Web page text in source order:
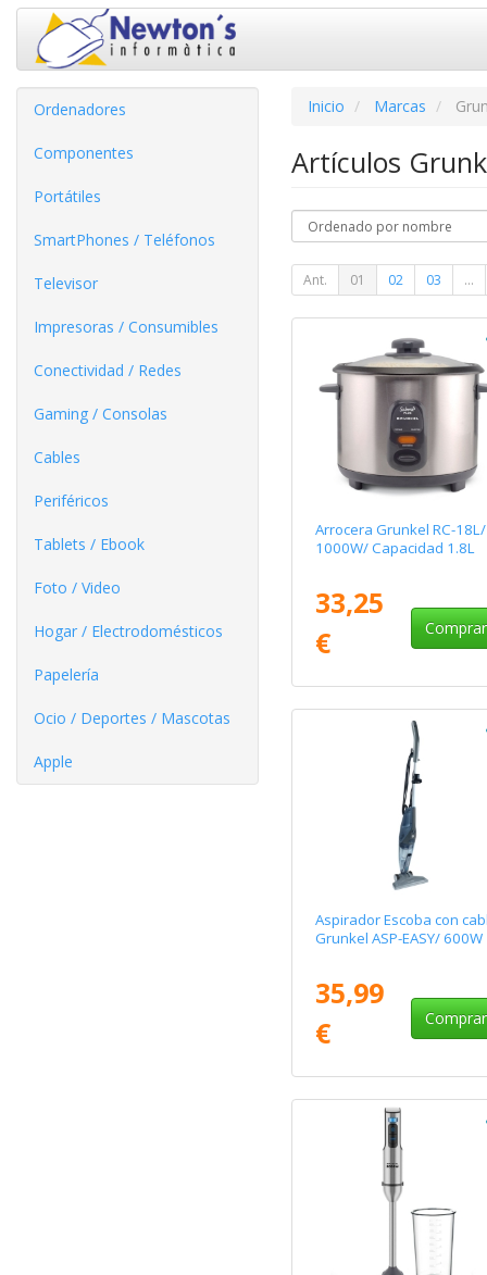
Ordenadores
Componentes
Portátiles
SmartPhones / Teléfonos
Televisor
Impresoras / Consumibles
Conectividad / Redes
Gaming / Consolas
Cables
Periféricos
Tablets / Ebook
Foto / Video
Hogar / Electrodomésticos
Papelería
Ocio / Deportes / Mascotas
Apple
Inicio Marcas
Artículos
Ant. 01 02 03 ...
Arrocera Grunkel RC-18L/
1000W/ Capacidad 1.8L
33,25
€
Comprar
Aspirador Escoba con
Grunkel ASP-EASY/ 600W
35,99
€
Comprar